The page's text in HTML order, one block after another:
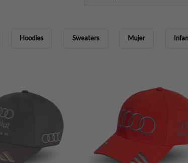
Hoodies Sweaters Mujer